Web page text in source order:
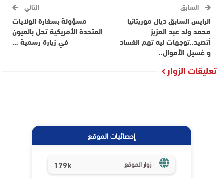
السابق
الرايس السابق ديال موريتانيا
محمد ولد عبد العزيز
أتصيد..توجهات ليه تهم الفساد
و غسيل الأموال..
التالي
مسؤولة بسفارة الولايات
المتحدة الأمريكية تحل بالعيون
في زيارة رسمية …
تعليقات الزوار
إحصائيات الموقع
زوار الموقع 179k